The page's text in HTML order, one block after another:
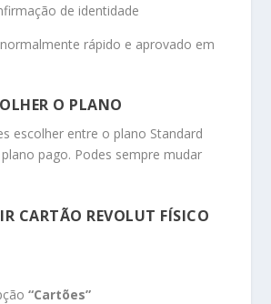
de identidade
rápido e aprovado em
O PLANO
escolher entre o plano Standard
pago. Podes sempre mudar
CARTÃO REVOLUT FÍSICO
“Cartões”